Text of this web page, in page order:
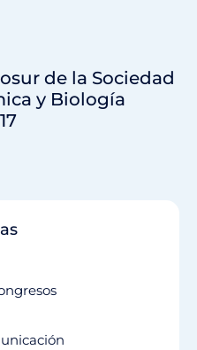
de la Sociedad
y Biología